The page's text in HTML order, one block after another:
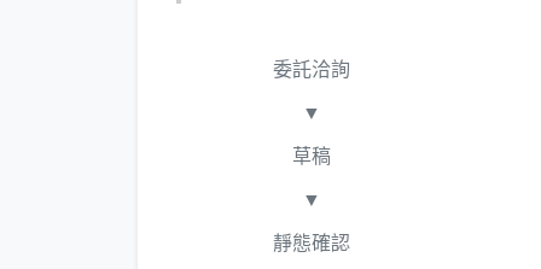
委託洽詢
▼
草稿
▼
靜態確認